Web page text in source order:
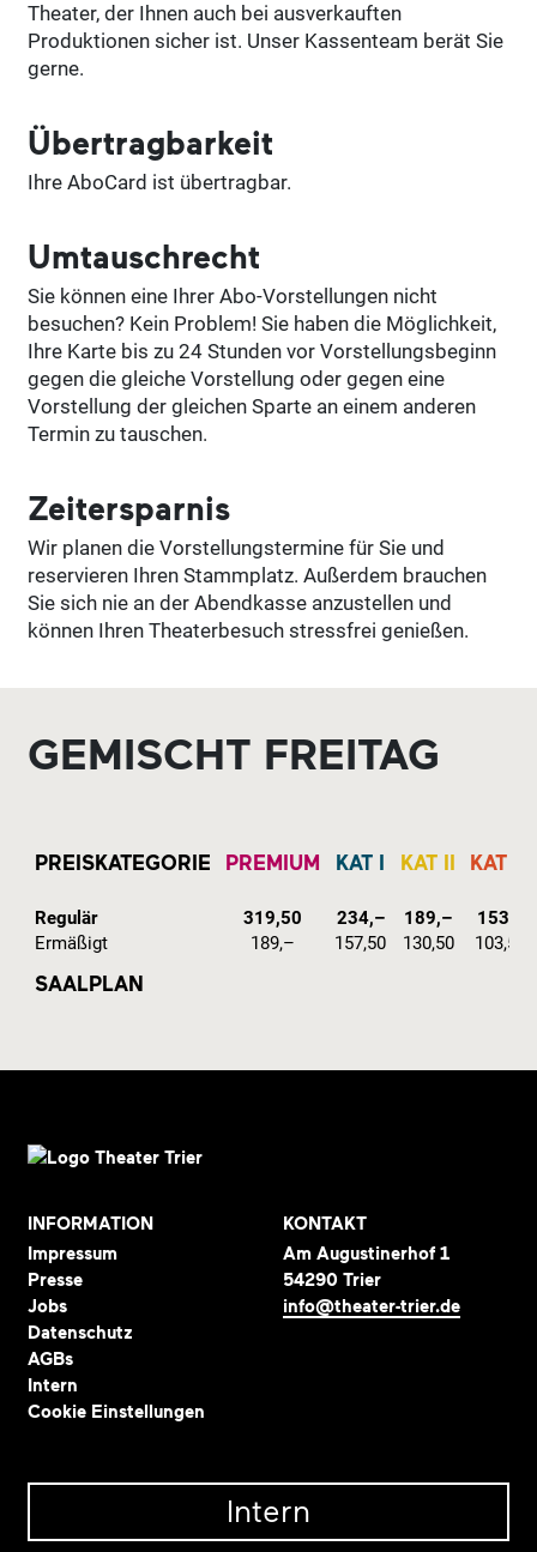
Theater, der Ihnen auch bei ausverkauften
Produktionen sicher ist. Unser Kassenteam berät Sie
gerne.
Übertragbarkeit
Ihre AboCard ist übertragbar.
Umtauschrecht
Sie können eine Ihrer Abo-Vorstellungen nicht
besuchen? Kein Problem! Sie haben die Möglichkeit,
Ihre Karte bis zu 24 Stunden vor Vorstellungsbeginn
gegen die gleiche Vorstellung oder gegen eine
Vorstellung der gleichen Sparte an einem anderen
Termin zu tauschen.
Zeitersparnis
Wir planen die Vorstellungstermine für Sie und
reservieren Ihren Stammplatz. Außerdem brauchen
Sie sich nie an der Abendkasse anzustellen und
können Ihren Theaterbesuch stressfrei genießen.
GEMISCHT FREITAG
PREISKATEGORIE PREMIUM KAT I KAT II KAT III
Regulär 319,50 234,– 189,–
153,–
Ermäßigt
189,– 157,50 130,50 103,50
SAALPLAN
INFORMATION
Impressum
Presse
Jobs
Datenschutz
AGBs
Intern
Cookie Einstellungen
KONTAKT
Am Augustinerhof 1
54290 Trier
info@theater-trier.de
Intern